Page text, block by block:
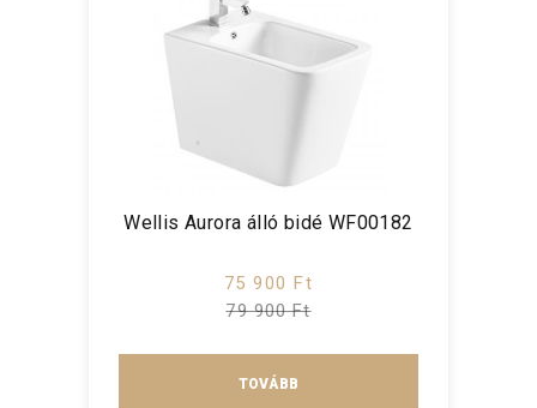
Wellis Aurora álló bidé WF00182
75 900 Ft
79 900 Ft
TOVÁBB